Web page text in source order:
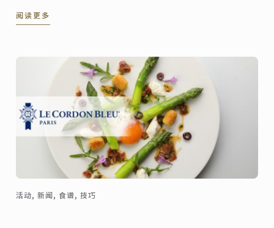
身份——蓝带校友。他们曾在蓝带巴黎、上海、澳洲、东
阅读更多
活动, 新闻, 食谱, 技巧